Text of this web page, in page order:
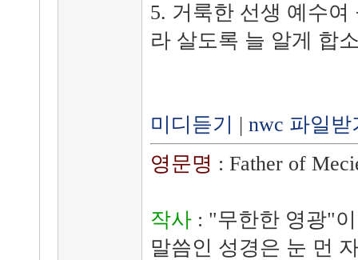
5. 거룩한 선생 예수
라 살도록 늘 알게 합
미디듣기 | nwc 파일받
영문명 : Father of
작사: "무한한 영광"
말씀인 성경은 눈 먼